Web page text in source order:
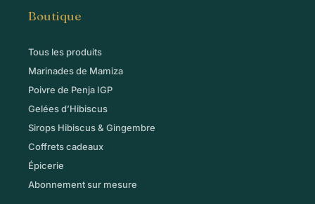
Boutique
Tous les produits
Marinades de Mamiza
Poivre de Penja IGP
Gelées d’Hibiscus
Sirops Hibiscus & Gingembre
Coffrets cadeaux
Épicerie
Abonnement sur mesure